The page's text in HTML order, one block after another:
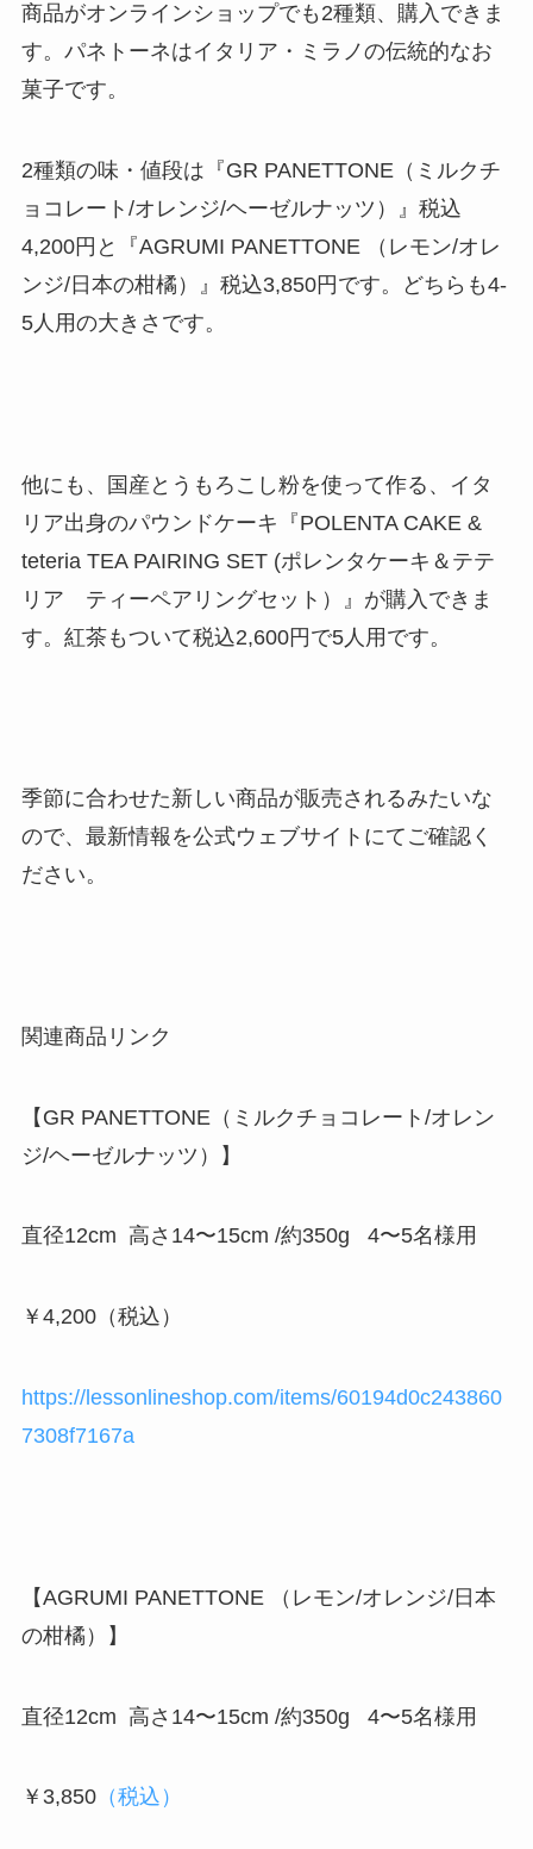
商品がオンラインショップでも2種類、購入できま
す。パネトーネはイタリア・ミラノの伝統的なお
菓子です。
2種類の味・値段は『GR PANETTONE（ミルクチ
ョコレート/オレンジ/ヘーゼルナッツ）』税込
4,200円と『AGRUMI PANETTONE （レモン/オレ
ンジ/日本の柑橘）』税込3,850円です。どちらも4-
5人用の大きさです。
他にも、国産とうもろこし粉を使って作る、イタ
リア出身のパウンドケーキ『POLENTA CAKE &
teteria TEA PAIRING SET (ポレンタケーキ＆テテ
リア ティーペアリングセット）』が購入できま
す。紅茶もついて税込2,600円で5人用です。
季節に合わせた新しい商品が販売されるみたいな
ので、最新情報を公式ウェブサイトにてご確認く
ださい。
関連商品リンク
【GR PANETTONE（ミルクチョコレート/オレン
ジ/ヘーゼルナッツ）】
直径12cm 高さ14〜15cm /約350g 4〜5名様用
￥4,200（税込）
https://lessonlineshop.com/items/60194d0c243860
7308f7167a
【AGRUMI PANETTONE （レモン/オレンジ/日本
の柑橘）】
直径12cm 高さ14〜15cm /約350g 4〜5名様用
￥3,850（税込）